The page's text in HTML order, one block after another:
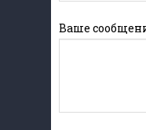
Ваше